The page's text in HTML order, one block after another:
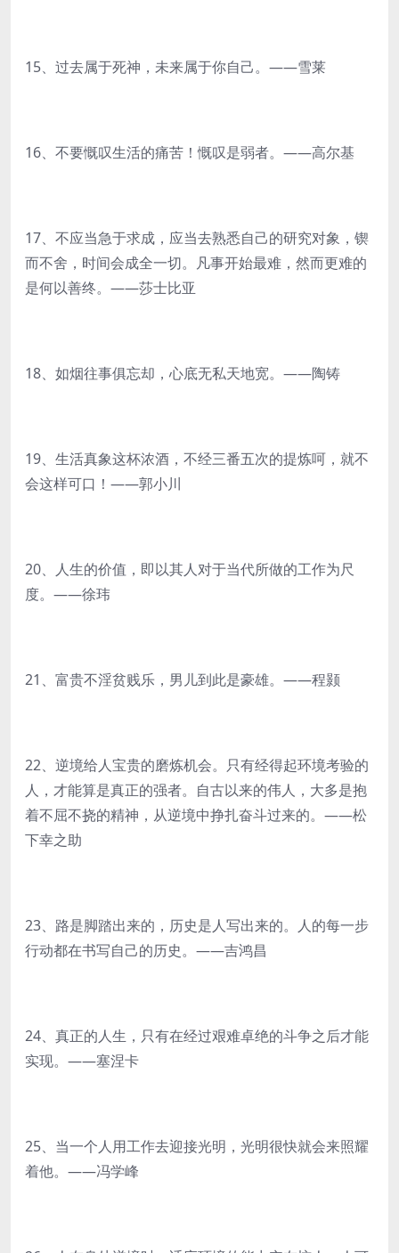
15、过去属于死神，未来属于你自己。——雪莱
16、不要慨叹生活的痛苦！慨叹是弱者。——高尔基
17、不应当急于求成，应当去熟悉自己的研究对象，锲
而不舍，时间会成全一切。凡事开始最难，然而更难的
是何以善终。——莎士比亚
18、如烟往事俱忘却，心底无私天地宽。——陶铸
19、生活真象这杯浓酒，不经三番五次的提炼呵，就不
会这样可口！——郭小川
20、人生的价值，即以其人对于当代所做的工作为尺
度。——徐玮
21、富贵不淫贫贱乐，男儿到此是豪雄。——程颢
22、逆境给人宝贵的磨炼机会。只有经得起环境考验的
人，才能算是真正的强者。自古以来的伟人，大多是抱
着不屈不挠的精神，从逆境中挣扎奋斗过来的。——松
下幸之助
23、路是脚踏出来的，历史是人写出来的。人的每一步
行动都在书写自己的历史。——吉鸿昌
24、真正的人生，只有在经过艰难卓绝的斗争之后才能
实现。——塞涅卡
25、当一个人用工作去迎接光明，光明很快就会来照耀
着他。——冯学峰